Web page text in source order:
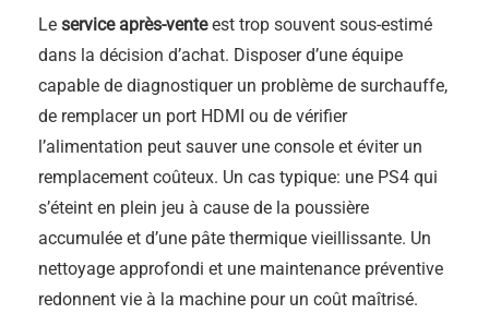
Le service après-venteest trop souvent sous-estimé
dans la décision d’achat. Disposer d’une équipe
capable de diagnostiquer un problème de surchauffe,
de remplacer un port HDMI ou de vérifier
l’alimentation peut sauver une console et éviter un
remplacement coûteux. Un cas typique: une PS4 qui
s’éteint en plein jeu à cause de la poussière
accumulée et d’une pâte thermique vieillissante. Un
nettoyage approfondi et une maintenance préventive
redonnent vie à la machine pour un coût maîtrisé.